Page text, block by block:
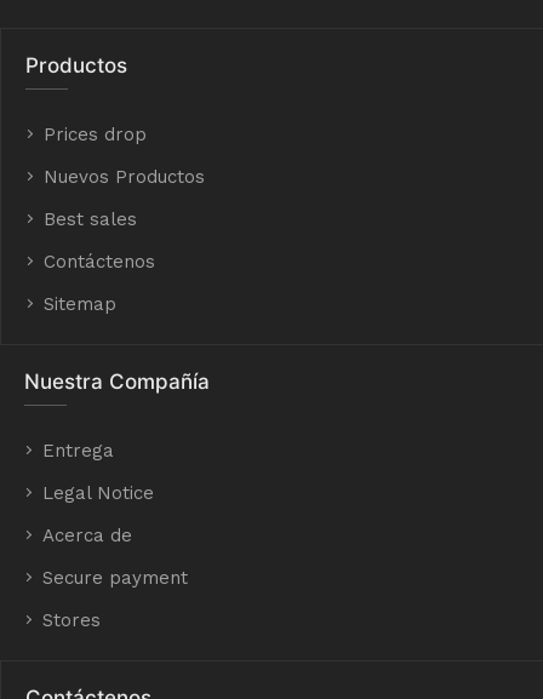
Productos
Prices drop
Nuevos Productos
Best sales
Contáctenos
Sitemap
Nuestra Compañía
Entrega
Legal Notice
Acerca de
Secure payment
Stores